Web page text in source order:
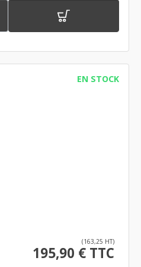
EN STOCK
(163,25 HT)
195,90 € TTC